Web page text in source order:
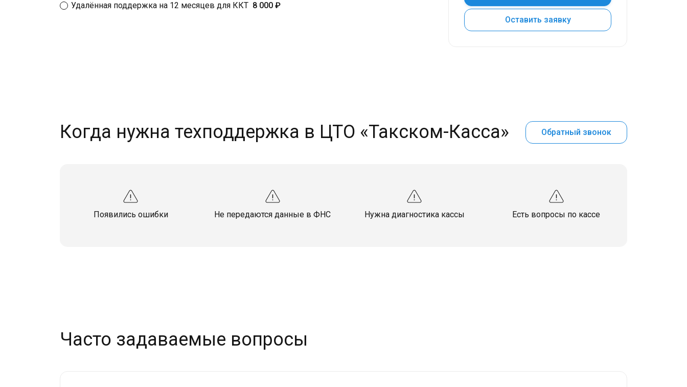
Удалённая поддержка на 12 месяцев для ККТ 8 000 ₽
Оставить заявку
Когда нужна техподдержка в ЦТО «Такском-Касса» Обратный звонок
Появились ошибки Не передаются данные в ФНС Нужна диагностика кассы Есть вопросы по кассе
Часто задаваемые вопросы